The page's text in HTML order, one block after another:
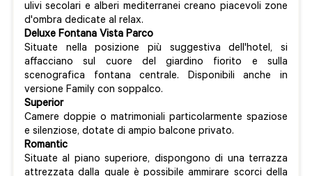
ulivi secolari e alberi mediterranei creano piacevoli zone
d'ombra dedicate al relax.
Deluxe Fontana Vista Parco
Situate nella posizione più suggestiva dell'hotel, si
affacciano sul cuore del giardino fiorito e sulla
scenografica fontana centrale. Disponibili anche in
versione Family con soppalco.
Superior
Camere doppie o matrimoniali particolarmente spaziose
e silenziose, dotate di ampio balcone privato.
Romantic
Situate al piano superiore, dispongono di una terrazza
attrezzata dalla quale è possibile ammirare scorci della